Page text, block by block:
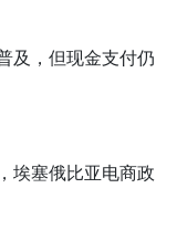
及，但现金支付仍
埃塞俄比亚电商政